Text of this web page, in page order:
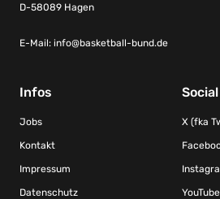
D-58089 Hagen
E-Mail: info@basketball-bund.de
Infos
Jobs
Kontakt
Impressum
Datenschutz
X (fka
YouTube